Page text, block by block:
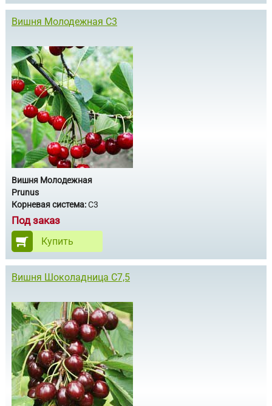
Вишня Молодежная С3
Вишня Молодежная
Prunus
Корневая система:С3
Под заказ
Купить
Вишня Шоколадница С7,5